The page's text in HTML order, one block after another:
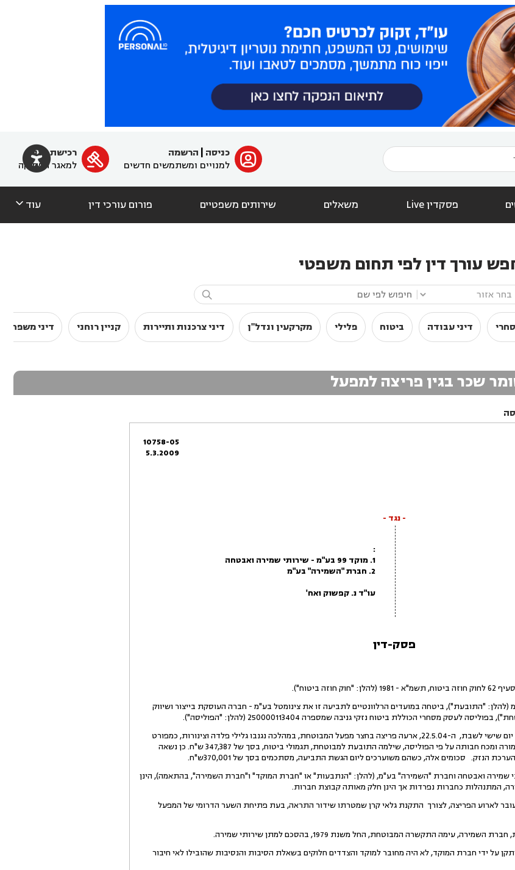
 ﱐ כניסה
הרשמה
למנויים ומשתמשים חדשים

רכישת מנוי
למאגר הפסיקה
פסקדין Live משאלים שירותים משפטיים פורום עורכי דין עוד 
עורך דין לפי תחום משפטי

דיני עבודה ביטוח פלילי מקרקעין ונדל"ן דיני צרכנות ותיירות קניין רוחני דיני משפחה
שכר בגין פריצה למפעל
10758-05
5.3.2009
- נגד -
:
1. מוקד 99 בע"מ - שירותי שמירה ואבטחה
2. חברת "השמירה" בע"מ
עו"ד נ. קפשוק ואח'
פסק-דין
"התובעת"), ביטחה במועדים הרלוונטיים לתביעה זו את צינומטל בע"מ - חברה העוסקת בייצור ושיווק
לעסק מסחרי הכוללת ביטוח נזקי גניבה שמספרה 250000113404 (להלן: "הפוליסה").
3. על פי הנטען בתביעה, בלילה שבין יום שישי לשבת, ה-22.5.04, ארעה פריצה בחצר מפעל המבוטחת, במהלכה נגנבו גלילי פלדה וצינורות, כמפורט
. בגין הגניבה האמורה ומכח חבותה על פי הפוליסה, שילמה התובעת למבוטחת, תגמולי ביטוח, בסך של 347,387 ש"ח. כן נשאה
הנזק. סכומים אלה, כשהם משוערכים ליום הגשת התביעה, מסתכמים בסך של 370,001ש"ח.
99 בע"מ - שירותי שמירה ואבטחה וחברת "השמירה" בע"מ, (להלן: "הנתבעות" או "חברת המוקד" ו"חברת השמירה", בהתאמה), הינן
המתנהלות כחברות נפרדות אך הינן חלק מאותה קבוצת חברות.
לארוע הפריצה, לצורך התקנת גלאי קרן שמטרתו שידור התראה, בעת פתיחת השער הדרומי של המפעל
עימה התקשרה המבוטחת, החל משנת 1979, בהסכם למתן שירותי שמירה.
על ידי חברת המוקד, לא היה מחובר למוקד והצדדים חלוקים בשאלת הסיבות והנסיבות שהובילו לאי חיבור